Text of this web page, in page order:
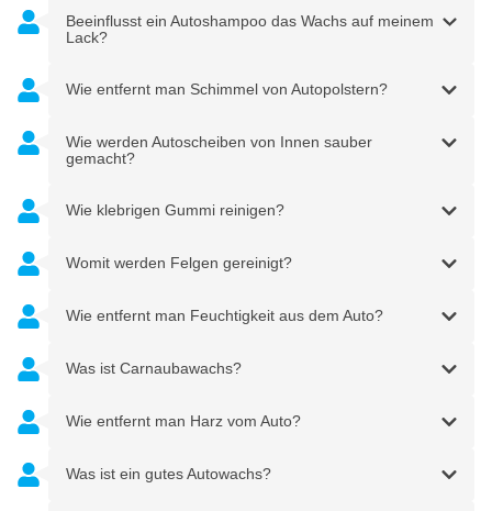
Beeinflusst ein Autoshampoo das Wachs auf meinem
Lack?
Wie entfernt man Schimmel von Autopolstern?
Wie werden Autoscheiben von Innen sauber
gemacht?
Wie klebrigen Gummi reinigen?
Womit werden Felgen gereinigt?
Wie entfernt man Feuchtigkeit aus dem Auto?
Was ist Carnaubawachs?
Wie entfernt man Harz vom Auto?
Was ist ein gutes Autowachs?